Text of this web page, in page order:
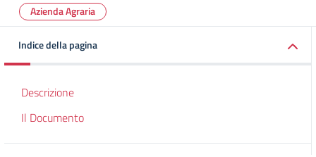
Azienda Agraria
Indice della pagina
Descrizione
Il Documento